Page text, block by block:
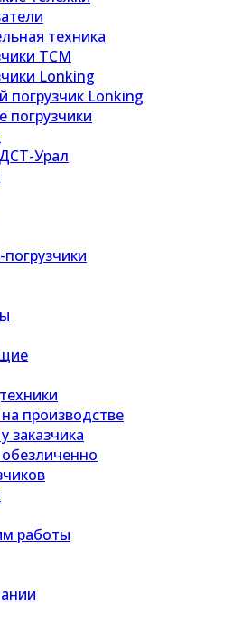
техника
TCM
Lonking
погрузчик Lonking
погрузчики
Урал
производстве
заказчика
работы